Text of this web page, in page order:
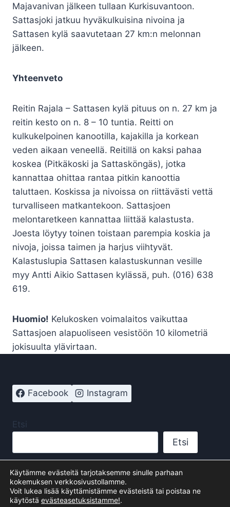
Majavanivan jälkeen tullaan Kurkisuvantoon.
Sattasjoki jatkuu hyväkulkuisina nivoina ja
Sattasen kylä saavutetaan 27 km:n melonnan
jälkeen.
Yhteenveto
Reitin Rajala – Sattasen kylä pituus on n. 27 km ja
reitin kesto on n. 8 – 10 tuntia. Reitti on
kulkukelpoinen kanootilla, kajakilla ja korkean
veden aikaan veneellä. Reitillä on kaksi pahaa
koskea (Pitkäkoski ja Sattasköngäs), jotka
kannattaa ohittaa rantaa pitkin kanoottia
taluttaen. Koskissa ja nivoissa on riittävästi vettä
turvalliseen matkantekoon. Sattasjoen
melontaretkeen kannattaa liittää kalastusta.
Joesta löytyy toinen toistaan parempia koskia ja
nivoja, joissa taimen ja harjus viihtyvät.
Kalastuslupia Sattasen kalastuskunnan vesille
myy Antti Aikio Sattasen kylässä, puh. (016) 638
619.
Huomio! Kelukosken voimalaitos vaikuttaa
Sattasjoen alapuoliseen vesistöön 10 kilometriä
jokisuulta ylävirtaan.
Facebook Instagram
Etsi
Etsi
© 2026 Sattasen kyläseura - WordPress-teema
Käytämme evästeitä tarjotaksemme sinulle parhaan
kokemuksen verkkosivustollamme.
Voit lukea lisää käyttämistämme evästeistä tai poistaa ne
käytöstä evästeasetuksistamme!.